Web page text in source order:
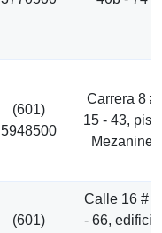
(601)
5948500
Carrera 8 #
15 - 43, piso
Mezanine
(601)
Calle 16 # 6
- 66, edificio